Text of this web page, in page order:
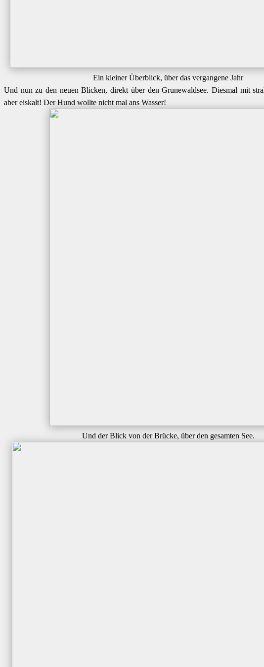
Ein kleiner Überblick, über das vergangene Jahr
Und nun zu den neuen Blicken, direkt über den Grunewaldsee. Diesmal mit
aber eiskalt! Der Hund wollte nicht mal ans Wasser!
Und der Blick von der Brücke, über den gesamten See.